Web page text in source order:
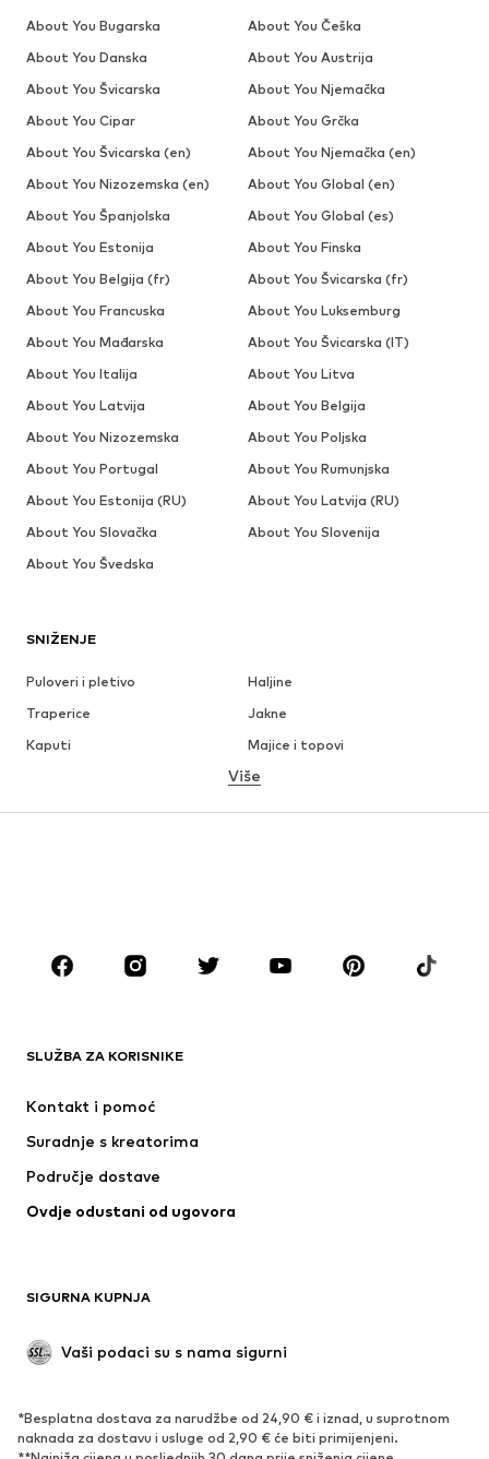
SNIŽENJE
Puloveri i pletivo
Haljine
Traperice
Jakne
Kaputi
Majice i topovi
Donje rublje
Suknje
Bluze i tunike
Dodaci
Premium
Novo
Donje rublje
Kaputi
Posebne prigode
Ekskluzivno
OBUĆA
Više
SLUŽBA ZA KORISNIKE
Kontakt i pomoć
Suradnje s kreatorima
Područje dostave
Ovdje odustani od ugovora
SIGURNA KUPNJA
Vaši podaci su s nama sigurni
*Besplatna dostava za narudžbe od 24,90 € i iznad, u suprotnom
naknada za dostavu i usluge od 2,90 € će biti primijenjeni.
About You Bugarska
About You Češka
About You Danska
About You Austrija
About You Švicarska
About You Njemačka
About You Cipar
About You Grčka
About You Švicarska (en)
About You Njemačka (en)
About You Nizozemska (en)
About You Global (en)
About You Španjolska
About You Global (es)
About You Estonija
About You Finska
About You Belgija (fr)
About You Švicarska (fr)
About You Francuska
About You Luksemburg
About You Mađarska
About You Švicarska (IT)
About You Italija
About You Litva
About You Latvija
About You Belgija
About You Nizozemska
About You Poljska
About You Portugal
About You Rumunjska
About You Estonija (RU)
About You Latvija (RU)
About You Slovačka
About You Slovenija
About You Švedska